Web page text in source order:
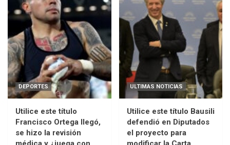
DEPORTES
Utilice este título
Francisco Ortega llegó,
se hizo la revisión
ULTIMAS NOTICIAS
Utilice este título Bausili
defendió en Diputados
el proyecto para